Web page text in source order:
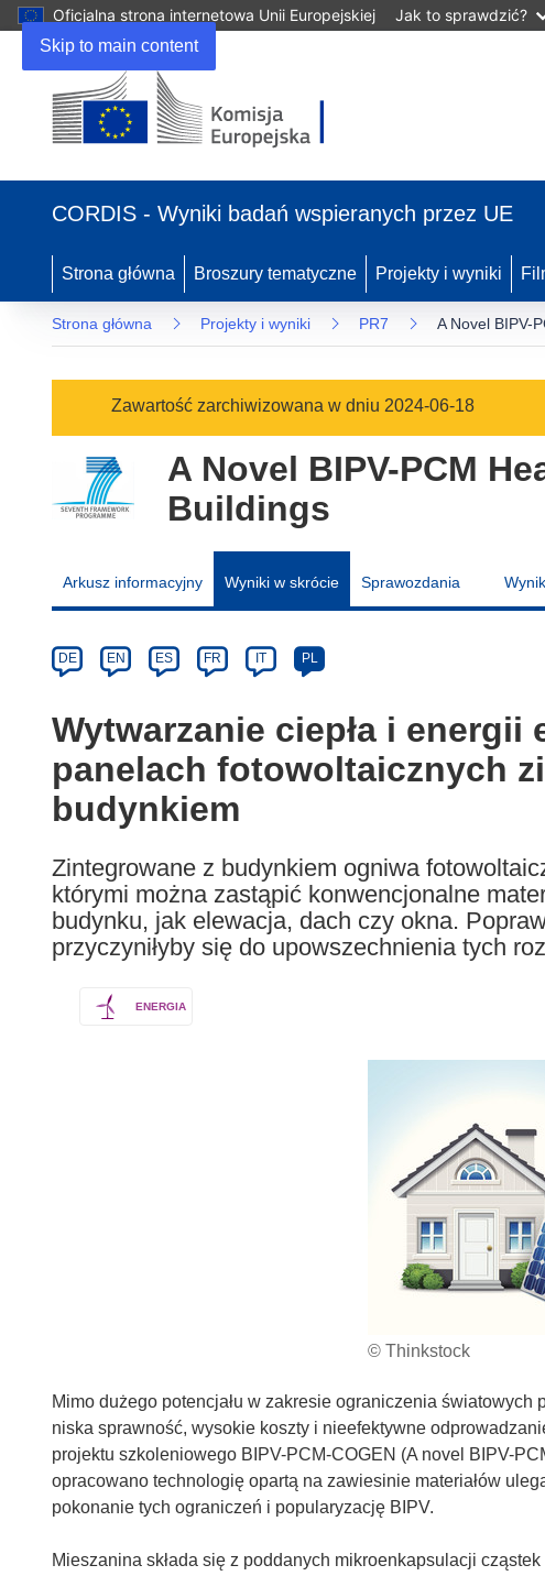
Skip to main content
Oficjalna strona internetowa Unii Europejskiej Jak to sprawdzić?
się
nowym
oknie)
CORDIS - Wyniki badań wspieranych przez UE
Strona główna Broszury tematyczne Projekty i wyniki
Strona główna Projekty i wyniki PR7 A Novel BIPV-
Zawartość zarchiwizowana w dniu 2024-06-18
A Novel BIPV-PCM
Buildings
Arkusz informacyjny Wyniki w skrócie Sprawozdania
Category
Article
available
the
following
languages:
DE EN ES FR IT PL
Wytwarzanie ciepła i
panelach fotowoltaicznych
budynkiem
Zintegrowane z budynkiem ogniwa
którymi można zastąpić konwencjonalne
budynku, jak elewacja, dach czy okna.
przyczyniłyby się do upowszechnienia tych
ENERGIA
© Thinkstock
Mimo dużego potencjału w zakresie ograniczenia
niska sprawność, wysokie koszty i nieefektywne
projektu szkoleniowego BIPV-PCM-COGEN (A novel BIPV-
opracowano technologię opartą na zawiesinie materiałów
pokonanie tych ograniczeń i popularyzację BIPV.
Mieszanina składa się z poddanych mikroenkapsulacji